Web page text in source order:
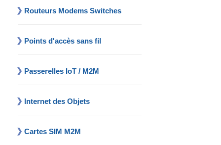
Routeurs Modems Switches
Points d'accès sans fil
Passerelles IoT / M2M
Internet des Objets
Cartes SIM M2M